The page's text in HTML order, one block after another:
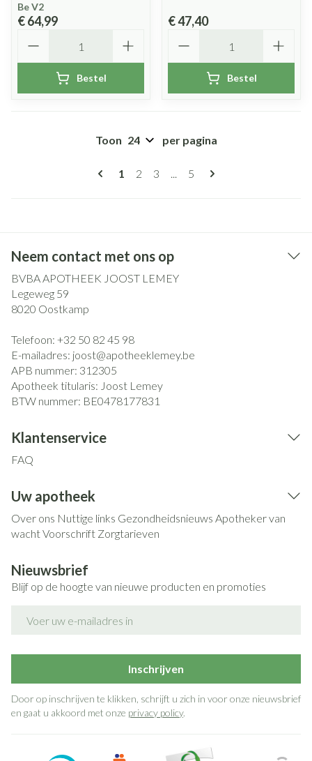
Be V2
€ 64,99
Bestel
€ 47,40
Bestel
Pagina's
U lees momenteel pagina
1 Pagina
2 Pagina
3 ... Pagina
5
Toon per pagina
Neem contact met ons op
BVBA APOTHEEK JOOST LEMEY
Legeweg 59
8020 Oostkamp
Telefoon: +32 50 82 45 98
E-mailadres: joost@apotheeklemey.be
APB nummer: 312305
Apotheek titularis: Joost Lemey
BTW nummer: BE0478177831
Klantenservice
FAQ
Uw apotheek
Over ons Nuttige links Gezondheidsnieuws Apotheker van
wachtVoorschrift Zorgtarieven
Nieuwsbrief
Blijf op de hoogte van nieuwe producten en promoties
Inschrijven
Door op inschrijven te klikken, schrijft u zich in voor onze nieuwsbrief
en gaat u akkoord met onze privacy policy.